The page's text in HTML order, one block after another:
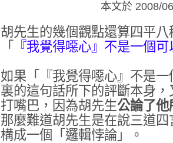
本文於 2008/
胡先生的幾個觀點還算四平
「
『我覺得噁心』不是一個
如果「『我覺得噁心』不是
裏的這句話所下的評斷本身
打嘴巴，因為胡先生公論了他
那麼難道胡先生是在說三道
構成一個「邏輯悖論」。